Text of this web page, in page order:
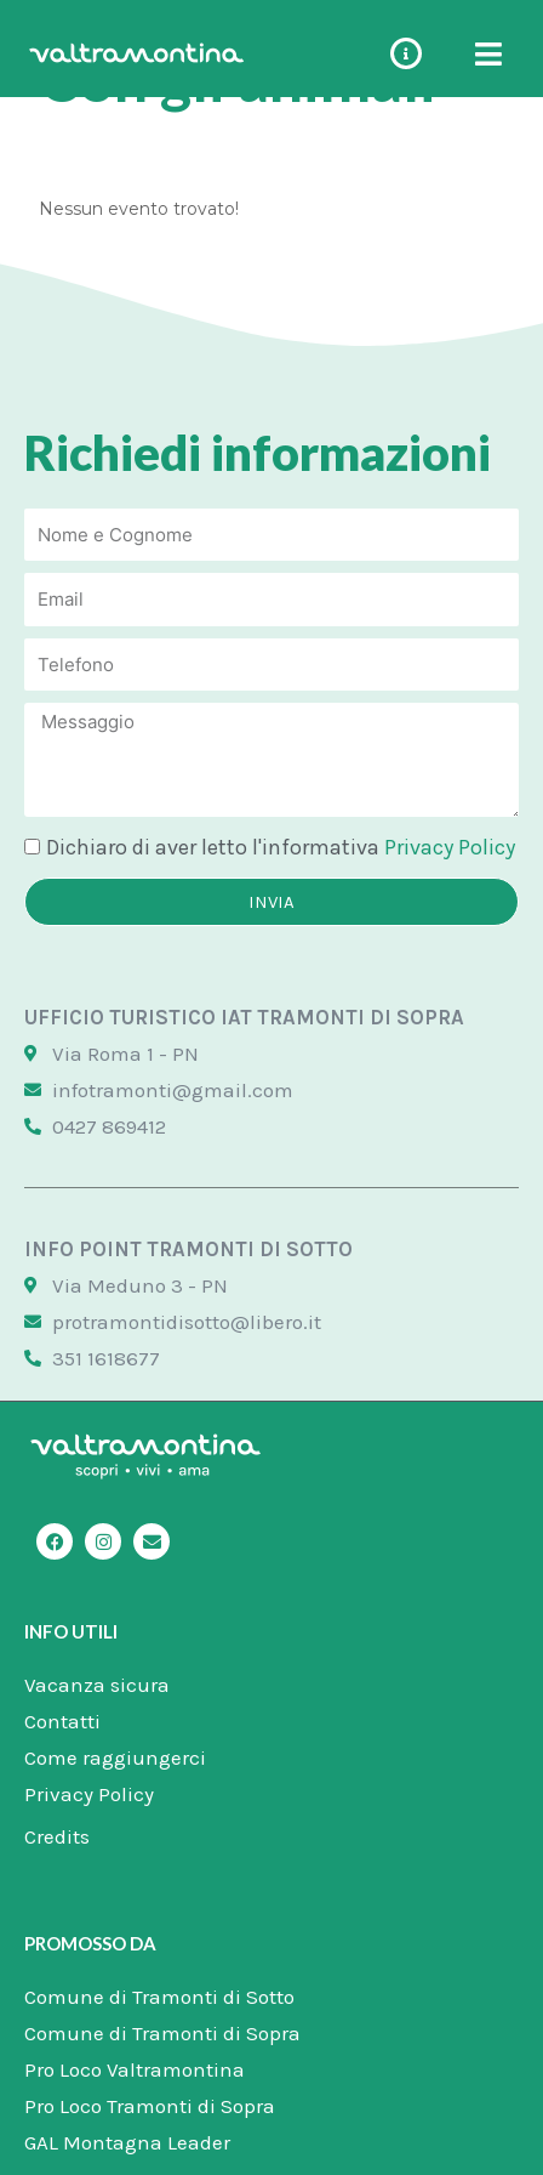
Con gli animali
Nessun evento trovato!
Richiedi informazioni
Email
Email
Message
Dichiaro di aver letto l'informativa Privacy Policy
INVIA
UFFICIO TURISTICO IAT TRAMONTI DI SOPRA
Via Roma 1 - PN
infotramonti@gmail.com
0427 869412
INFO POINT TRAMONTI DI SOTTO
Via Meduno 3 - PN
protramontidisotto@libero.it
351 1618677
F
a
c
o
o
I
n
s
g
r
E
n
v
INFO UTILI
Vacanza sicura
Contatti
Come raggiungerci
Privacy Policy
Credits
PROMOSSO DA
Comune di Tramonti di Sotto
Comune di Tramonti di Sopra
Pro Loco Valtramontina
Pro Loco Tramonti di Sopra
GAL Montagna Leader